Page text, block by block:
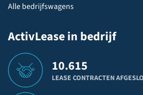
Alle bedrijfswagens
ActivLease in bedrijf
10.615
LEASE CONTRACTEN